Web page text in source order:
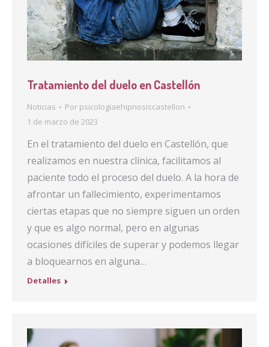
Tratamiento del duelo en Castellón
Noticias Por psicologiaehipnosiscastellon
1 de marzo de 2023
En el tratamiento del duelo en Castellón, que
realizamos en nuestra clínica, facilitamos al
paciente todo el proceso del duelo. A la hora de
afrontar un fallecimiento, experimentamos
ciertas etapas que no siempre siguen un orden
y que es algo normal, pero en algunas
ocasiones difíciles de superar y podemos llegar
a bloquearnos en alguna…
Detalles